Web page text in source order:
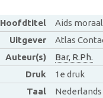
Hoofdtitel
Aids
Uitgever
Atlas
Auteur(s)
Bar, R.Ph.
Druk
1e druk
Taal
Nederlands